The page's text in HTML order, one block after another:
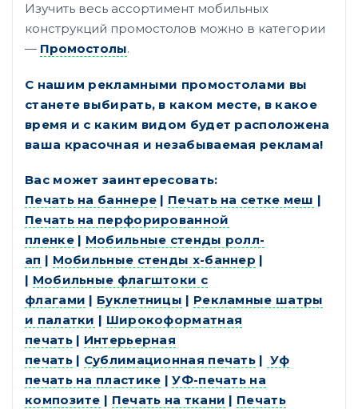
Изучить весь ассортимент мобильных
конструкций промостолов можно в категории
— Промостолы.
С нашим рекламными промостолами вы
станете выбирать, в каком месте, в какое
время и с каким видом будет расположена
ваша красочная и незабываемая реклама!
Вас может заинтересовать:
Печать на баннере | Печать на сетке меш |
Печать на перфорированной
пленке| Мобильные стенды ролл-
ап | Мобильные стенды х-баннер |
| Мобильные флагштоки с
флагами | Буклетницы | Рекламные шатры
и палатки | Широкоформатная
печать| Интерьерная
печать| Сублимационная печать | Уф
печать на пластике |УФ-печать на
композите | Печать на ткани | Печать